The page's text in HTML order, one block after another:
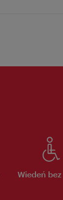
Wiedeń